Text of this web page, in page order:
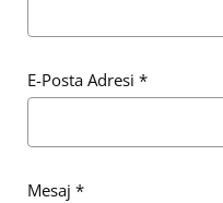
E-Posta Adresi *
Mesaj *